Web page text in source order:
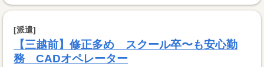
[派遣]
【三越前】修正多め スクール卒〜も安心勤
務 CADオペレーター